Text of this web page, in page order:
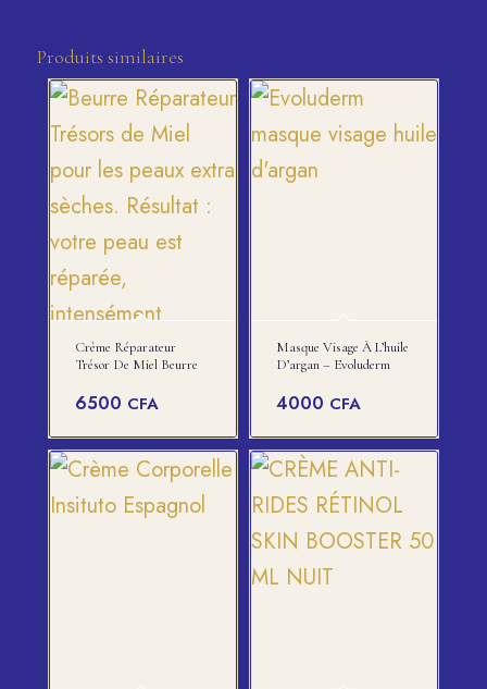
Produits similaires
Crème Réparateur
Trésor De Miel Beurre
6500 CFA
Masque Visage À L’huile
D’argan – Evoluderm
4000 CFA